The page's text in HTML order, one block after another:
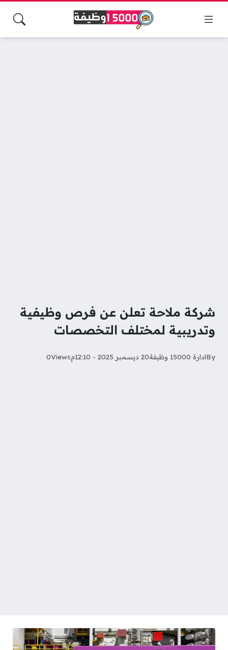
شركة ملاحة تعلن عن فرص وظيفية
وتدريبية لمختلف التخصصات
Byادارة 15000 وظيفة 20 ديسمبر 2025 - 12:10م Views
0